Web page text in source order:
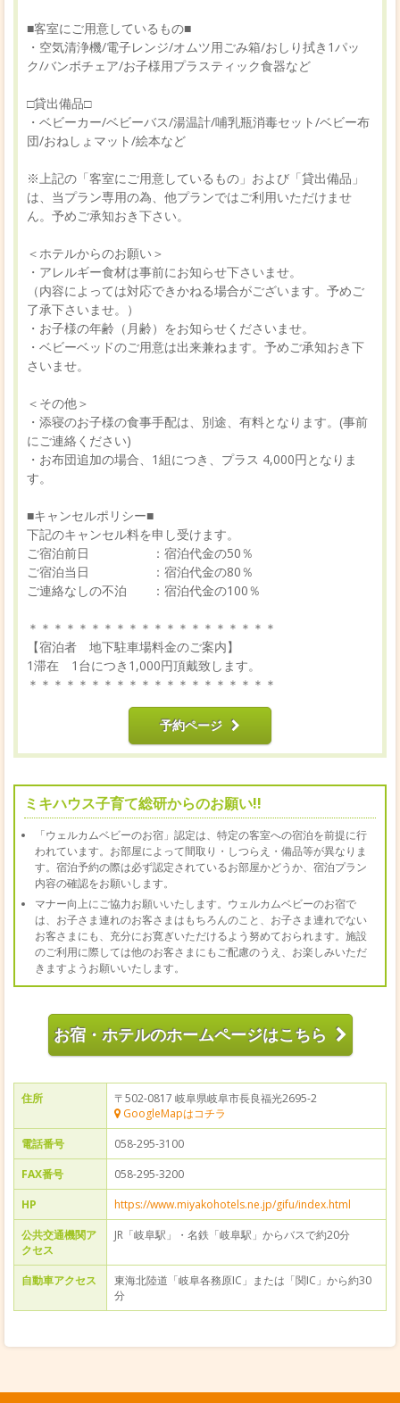
■客室にご用意しているもの■
・空気清浄機/電子レンジ/オムツ用ごみ箱/おしり拭き1パッ
ク/バンボチェア/お子様用プラスティック食器など
□貸出備品□
・ベビーカー/ベビーバス/湯温計/哺乳瓶消毒セット/ベビー布
団/おねしょマット/絵本など
※上記の「客室にご用意しているもの」および「貸出備品」
は、当プラン専用の為、他プランではご利用いただけませ
ん。予めご承知おき下さい。
＜ホテルからのお願い＞
・アレルギー食材は事前にお知らせ下さいませ。
（内容によっては対応できかねる場合がございます。予めご
了承下さいませ。）
・お子様の年齢（月齢）をお知らせくださいませ。
・ベビーベッドのご用意は出来兼ねます。予めご承知おき下
さいませ。
＜その他＞
・添寝のお子様の食事手配は、別途、有料となります。(事前
にご連絡ください)
・お布団追加の場合、1組につき、プラス 4,000円となりま
す。
■キャンセルポリシー■
下記のキャンセル料を申し受けます。
ご宿泊前日 ：宿泊代金の50％
ご宿泊当日 ：宿泊代金の80％
ご連絡なしの不泊 ：宿泊代金の100％
＊＊＊＊＊＊＊＊＊＊＊＊＊＊＊＊＊＊＊＊
【宿泊者 地下駐車場料金のご案内】
1滞在 1台につき1,000円頂戴致します。
＊＊＊＊＊＊＊＊＊＊＊＊＊＊＊＊＊＊＊＊
予約ページ
ミキハウス子育て総研からのお願い!!
「ウェルカムベビーのお宿」認定は、特定の客室への宿泊を前提に行
われています。お部屋によって間取り・しつらえ・備品等が異なりま
す。宿泊予約の際は必ず認定されているお部屋かどうか、宿泊プラン
内容の確認をお願いします。
マナー向上にご協力お願いいたします。ウェルカムベビーのお宿で
は、お子さま連れのお客さまはもちろんのこと、お子さま連れでない
お客さまにも、充分にお寛ぎいただけるよう努めておられます。施設
のご利用に際しては他のお客さまにもご配慮のうえ、お楽しみいただ
きますようお願いいたします。
お宿・ホテルのホームページはこちら
住所
〒502-0817 岐阜県岐阜市長良福光2695-2
GoogleMapはコチラ
電話番号
058-295-3100
FAX番号
058-295-3200
HP
https://www.miyakohotels.ne.jp/gifu/index.html
公共交通機関ア
クセス
JR「岐阜駅」・名鉄「岐阜駅」からバスで約20分
自動車アクセス
東海北陸道「岐阜各務原IC」または「関IC」から約30
分